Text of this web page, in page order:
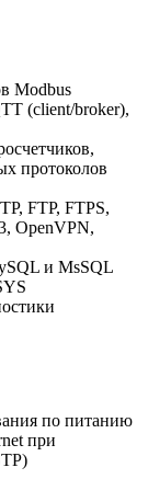
Modbus
(client/broker),
протоколов
FTP, FTPS,
OpenVPN,
и MsSQL
по питанию
при